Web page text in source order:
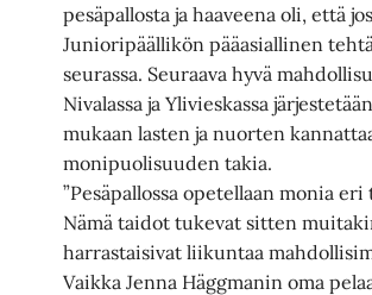
pesäpallosta ja haaveena oli, että
Junioripäällikön pääasiallinen
seurassa. Seuraava hyvä
Nivalassa ja Ylivieskassa
mukaan lasten ja nuorten
monipuolisuuden takia.
”Pesäpallossa opetellaan monia
Nämä taidot tukevat sitten
harrastaisivat liikuntaa
Vaikka Jenna Häggmanin oma